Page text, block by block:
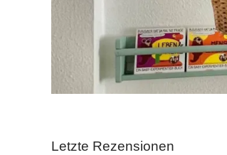
Letzte Rezensionen